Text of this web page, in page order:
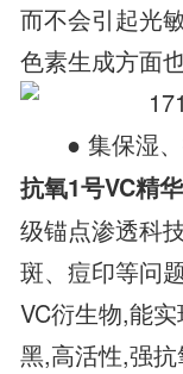
而不会引起光
色素生成方面
● 集保湿
抗氧1号VC精华
级锚点渗透科
斑、痘印等问
VC衍生物,能
黑,高活性,强